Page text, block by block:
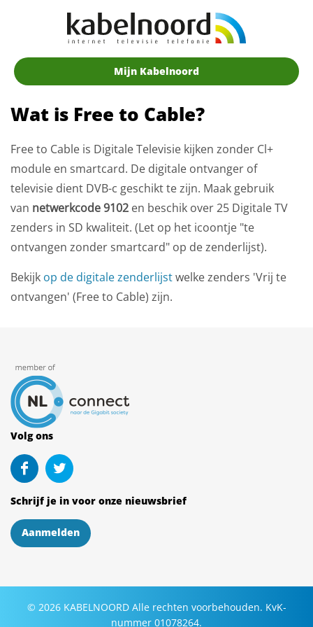
Mijn Kabelnoord
Wat is Free to Cable?
Free to Cable is Digitale Televisie kijken zonder Cl+
module en smartcard. De digitale ontvanger of
televisie dient DVB-c geschikt te zijn. Maak gebruik
van netwerkcode 9102 en beschik over 25 Digitale TV
zenders in SD kwaliteit. (Let op het icoontje "te
ontvangen zonder smartcard" op de zenderlijst).
Bekijk op de digitale zenderlijstwelke zenders 'Vrij te
ontvangen' (Free to Cable) zijn.
Volg ons
Schrijf je in voor onze nieuwsbrief
Aanmelden
© 2026 KABELNOORDAlle rechten voorbehouden. KvK-
nummer 01078264.